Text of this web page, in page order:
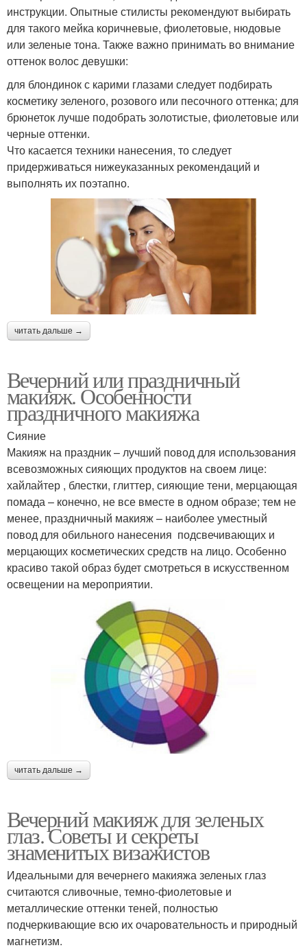
инструкции. Опытные стилисты рекомендуют выбирать
для такого мейка коричневые, фиолетовые, нюдовые
или зеленые тона. Также важно принимать во внимание
оттенок волос девушки:
для блондинок с карими глазами следует подбирать
косметику зеленого, розового или песочного оттенка; для
брюнеток лучше подобрать золотистые, фиолетовые или
черные оттенки.
Что касается техники нанесения, то следует
придерживаться нижеуказанных рекомендаций и
выполнять их поэтапно.
читать дальше →
Вечерний или праздничный
макияж. Особенности
праздничного макияжа
Сияние
Макияж на праздник – лучший повод для использования
всевозможных сияющих продуктов на своем лице:
хайлайтер , блестки, глиттер, сияющие тени, мерцающая
помада – конечно, не все вместе в одном образе; тем не
менее, праздничный макияж – наиболее уместный
повод для обильного нанесения подсвечивающих и
мерцающих косметических средств на лицо. Особенно
красиво такой образ будет смотреться в искусственном
освещении на мероприятии.
читать дальше →
Вечерний макияж для зеленых
глаз. Советы и секреты
знаменитых визажистов
Идеальными для вечернего макияжа зеленых глаз
считаются сливочные, темно-фиолетовые и
металлические оттенки теней, полностью
подчеркивающие всю их очаровательность и природный
магнетизм.